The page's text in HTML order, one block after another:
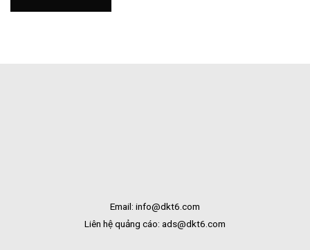
Email: info@dkt6.com
Liên hệ quảng cáo: ads@dkt6.com